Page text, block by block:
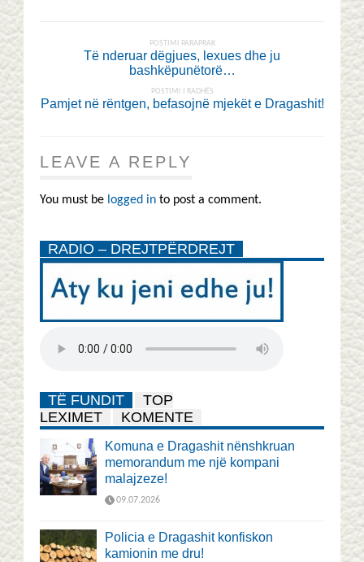
POSTIMI PARAPRAK
Të nderuar dëgjues, lexues dhe ju
bashkëpunëtorë…
POSTIMI I RADHËS
Pamjet në rëntgen, befasojnë mjekët e Dragashit!
LEAVE A REPLY
You must be logged in to post a comment.
RADIO – DREJTPËRDREJT
TË FUNDIT
TOP
LEXIMET
KOMENTE
Komuna e Dragashit nënshkruan
memorandum me një kompani
malajzeze!
09.07.2026
Policia e Dragashit konfiskon
kamionin me dru!